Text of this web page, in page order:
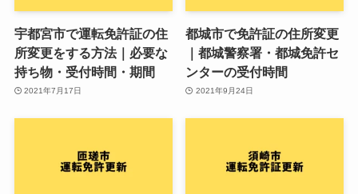
宇都宮市で運転免許証の住
所変更をする方法｜必要な
持ち物・受付時間・期間
2021年7月17日
都城市で免許証の住所変更
｜都城警察署・都城免許セ
ンターの受付時間
2021年9月24日